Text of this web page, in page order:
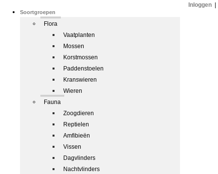
Soortgroepen
Flora
Vaatplanten
Mossen
Korstmossen
Paddenstoelen
Kranswieren
Wieren
Fauna
Zoogdieren
Reptielen
Amfibieën
Vissen
Dagvlinders
Nachtvlinders
Inloggen